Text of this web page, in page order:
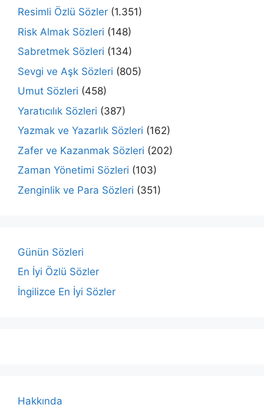
Resimli Özlü Sözler (1.351)
Risk Almak Sözleri (148)
Sabretmek Sözleri (134)
Sevgi ve Aşk Sözleri (805)
Umut Sözleri (458)
Yaratıcılık Sözleri (387)
Yazmak ve Yazarlık Sözleri (162)
Zafer ve Kazanmak Sözleri (202)
Zaman Yönetimi Sözleri (103)
Zenginlik ve Para Sözleri (351)
Günün Sözleri
En İyi Özlü Sözler
İngilizce En İyi Sözler
Hakkında